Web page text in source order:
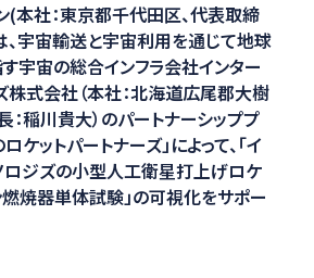
(本社：東京都千代田区、代表取締
、宇宙輸送と宇宙利用を通じて地球
宇宙の総合インフラ会社インター
株式会社（本社：北海道広尾郡大樹
：稲川貴大）のパートナーシッププ
ケットパートナーズ」によって、「イ
ロジズの小型人工衛星打上げロケ
焼器単体試験」の可視化をサポー